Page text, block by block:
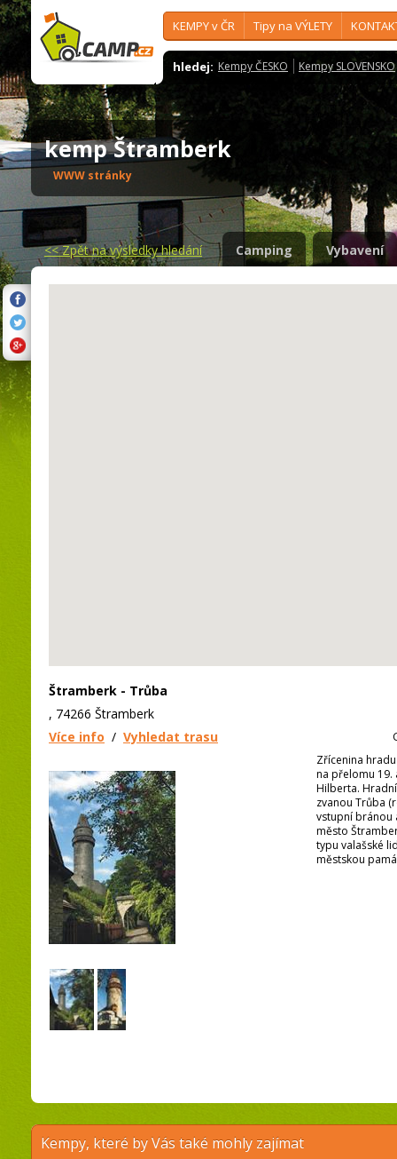
KEMPY v ČR Tipy na VÝLETY
hledej: Kempy ČESKO Kempy SLOVENSKO
kemp Štramberk
WWW stránky
<<Zpět na výsledky hledání Camping Vybavení
Štramberk - Trůba
, 74266 Štramberk
Více info / Vyhledat trasu
Zřícenina
na přelomu 19.
Hilberta.
zvanou Trůba
vstupní bránou
město
typu valašské
městskou
Kempy, které by Vás také mohly zajímat